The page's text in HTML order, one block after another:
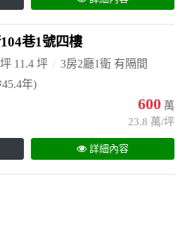
巷1號四樓
11.4 坪
3房2廳1衛 有隔間
年)
600 萬
23.8 萬/坪
詳細內容